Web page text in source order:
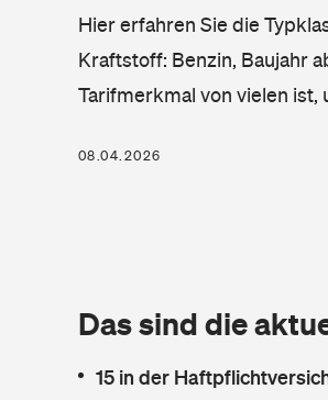
Hier erfahren Sie die
Kraftstoff: Benzin, Baujahr
Tarifmerkmal von vielen
08.04.2026
Das sind die
15 in der